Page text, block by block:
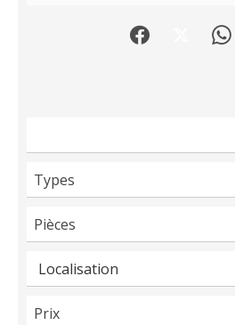
Types
Pièces
Localisation
Prix